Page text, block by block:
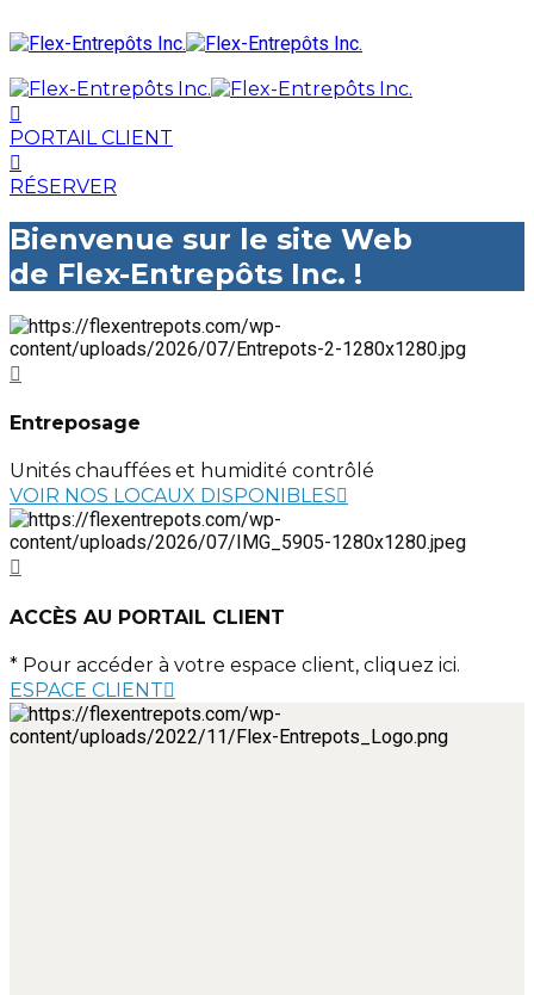
PORTAIL CLIENT
RÉSERVER
Bienvenue sur le site Web
de Flex-Entrepôts Inc. !
Entreposage
Unités chauffées et humidité contrôlé
VOIR NOS LOCAUX DISPONIBLES
ACCÈS AU PORTAIL CLIENT
* Pour accéder à votre espace client, cliquez ici.
ESPACE CLIENT